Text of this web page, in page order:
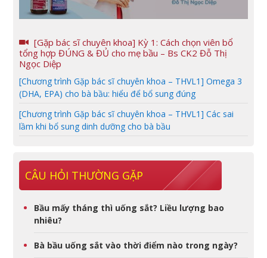
[Gặp bác sĩ chuyên khoa] Kỳ 1: Cách chọn viên bổ
tổng hợp ĐÚNG & ĐỦ cho mẹ bầu – Bs CK2 Đỗ Thị
Ngọc Diệp
[Chương trình Gặp bác sĩ chuyên khoa – THVL1] Omega 3
(DHA, EPA) cho bà bầu: hiểu để bổ sung đúng
[Chương trình Gặp bác sĩ chuyên khoa – THVL1] Các sai
lầm khi bổ sung dinh dưỡng cho bà bầu
CÂU HỎI THƯỜNG GẶP
Bầu mấy tháng thì uống sắt? Liều lượng bao
nhiêu?
Bà bầu uống sắt vào thời điểm nào trong ngày?